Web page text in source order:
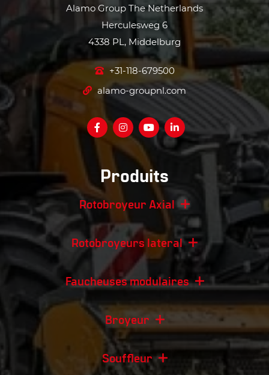
Alamo Group The Netherlands
Herculesweg 6
4338 PL, Middelburg
+31-118-679500
alamo-groupnl.com
Produits
Rotobroyeur Axial
Rotobroyeurs lateral
Faucheuses modulaires
Broyeur
Souffleur